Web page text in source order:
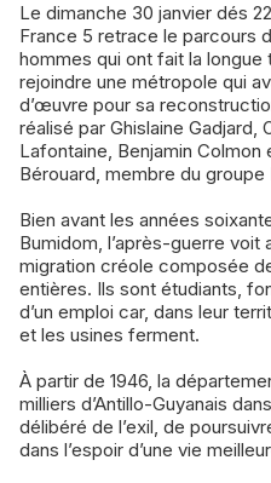
Le dimanche 30 janvier dés 22h55 (Horaire Métropole, ndlr),
France 5 retrace le parcours
hommes qui ont fait la
rejoindre une métropole qui
d’œuvre pour sa
réalisé par Ghislaine Gadjard,
Lafontaine, Benjamin
Bérouard, membre du groupe
Bien avant les années
Bumidom, l’après-guerre voit
migration créole composée
entières. Ils sont étudiants,
d’un emploi car, dans leur
et les usines ferment.
À partir de 1946, la
milliers d’Antillo-Guyanais
délibéré de l’exil, de
dans l’espoir d’une vie